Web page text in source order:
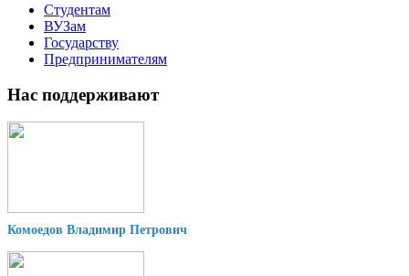
Студентам
ВУЗам
Государству
Предпринимателям
Нас поддерживают
Комоедов Владимир Петрович